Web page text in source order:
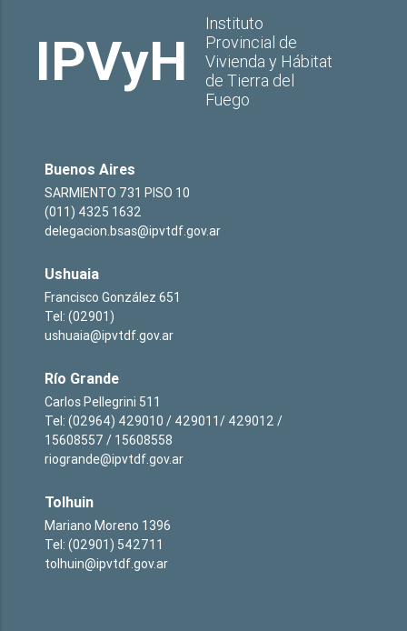
IPVyH
Instituto
Provincial de
Vivienda y Hábitat
de Tierra del
Fuego
Buenos Aires
SARMIENTO 731 PISO 10
(011) 4325 1632
delegacion.bsas@ipvtdf.gov.ar
Ushuaia
Francisco González 651
Tel: (02901)
ushuaia@ipvtdf.gov.ar
Río Grande
Carlos Pellegrini 511
Tel: (02964) 429010 / 429011/ 429012 /
15608557 / 15608558
riogrande@ipvtdf.gov.ar
Tolhuin
Mariano Moreno 1396
Tel: (02901) 542711
tolhuin@ipvtdf.gov.ar